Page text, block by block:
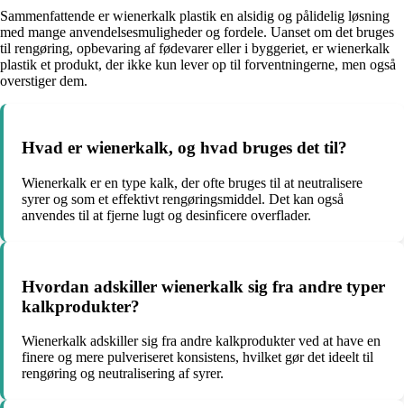
Sammenfattende er wienerkalk plastik en alsidig og pålidelig løsning
med mange anvendelsesmuligheder og fordele. Uanset om det bruges
til rengøring, opbevaring af fødevarer eller i byggeriet, er wienerkalk
plastik et produkt, der ikke kun lever op til forventningerne, men også
overstiger dem.
Hvad er wienerkalk, og hvad bruges det til?
Wienerkalk er en type kalk, der ofte bruges til at neutralisere
syrer og som et effektivt rengøringsmiddel. Det kan også
anvendes til at fjerne lugt og desinficere overflader.
Hvordan adskiller wienerkalk sig fra andre typer
kalkprodukter?
Wienerkalk adskiller sig fra andre kalkprodukter ved at have en
finere og mere pulveriseret konsistens, hvilket gør det ideelt til
rengøring og neutralisering af syrer.